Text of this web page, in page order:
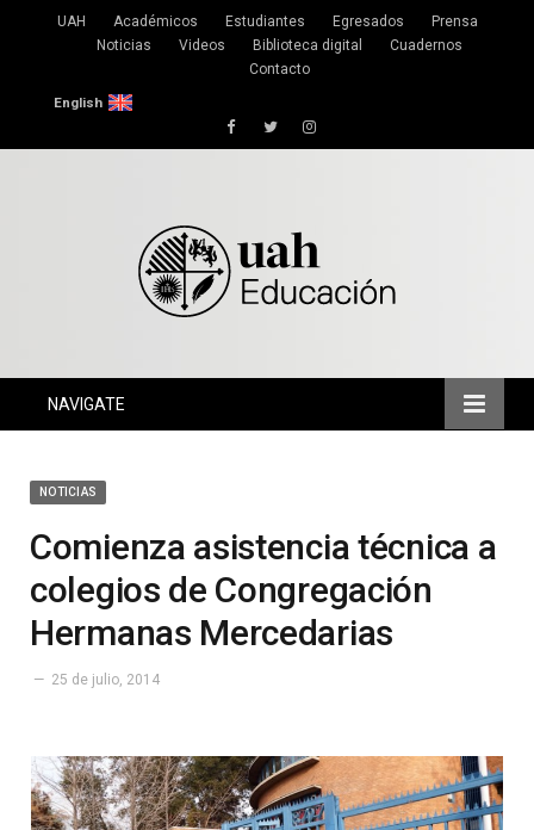
UAH Académicos Estudiantes Egresados
Prensa
Noticias
Videos Biblioteca digital
Cuadernos
Contacto
English
FacebookTwitterInstagram
NAVIGATE
NOTICIAS
Comienza asistencia técnica a
colegios de Congregación
Hermanas Mercedarias
25 de julio, 2014